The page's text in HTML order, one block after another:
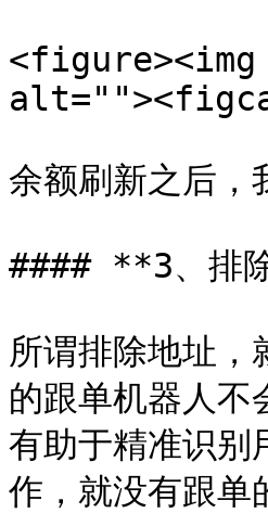
余额刷新之后，
#### **3、排
所谓排除地址，
的跟单机器人不
有助于精准识别
作，就没有跟单